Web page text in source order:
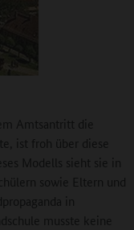
Amtsantritt die
ist froh über diese
Modells sieht sie in
sowie Eltern und
in
musste keine